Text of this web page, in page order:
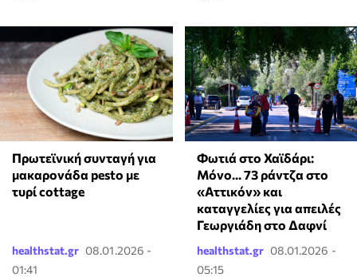
Πρωτεϊνική συνταγή για
μακαρονάδα pesto με
τυρί cottage
healthstat.gr 08.01.2026 -
01:41
Φωτιά στο Χαϊδάρι:
Μόνο... 73 ράντζα στο
«Αττικόν» και
καταγγελίες για απειλές
Γεωργιάδη στο Δαφνί
healthstat.gr 08.01.2026 -
05:15